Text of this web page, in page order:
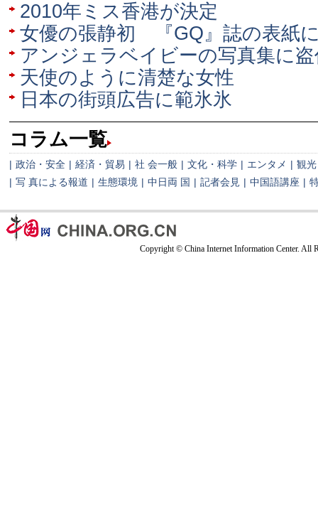
2010年ミス香港が決定
女優の張静初 『GQ』誌の表紙
アンジェラベイビーの写真集に
天使のように清楚な女性
日本の街頭広告に範氷氷
コラム一覧
| 政治・安全 | 経済・貿易 | 社 会一般 | 文化・科学 | エンタメ | 観光
| 写 真による報道 | 生態環境 | 中日両 国 | 記者会見 | 中国語講座 |